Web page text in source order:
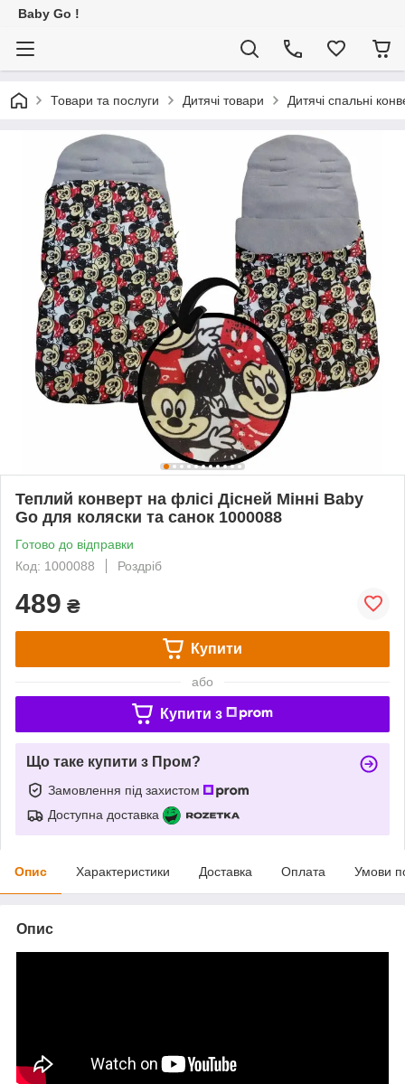
Baby Go !
Товари та послуги Дитячі товари Дитячі спальні
Теплий конверт на флісі Дісней Мінні Baby
Go для коляски та санок 1000088
Готово до відправки
Код: 1000088
Роздріб
489 ₴
Купити
або
Купити з
Що таке купити з Пром?
Замовлення під захистом
Доступна доставка
Опис Характеристики Доставка Оплата Умови
Опис